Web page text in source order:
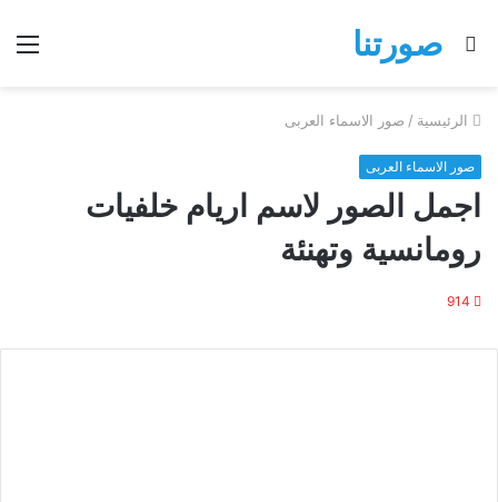
صورتنا
بحث
الرئيسية / صور الاسماء العربى
صور الاسماء العربى
اجمل الصور لاسم اريام خلفيات
رومانسية وتهنئة
914